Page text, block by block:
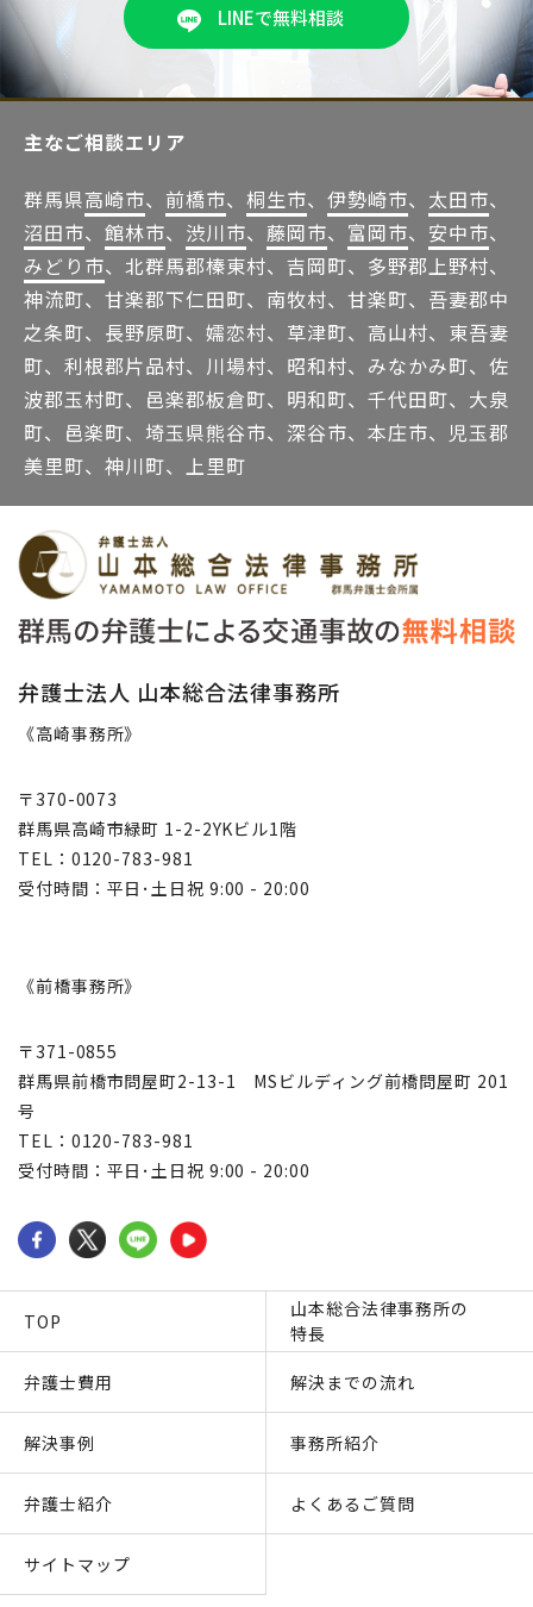
LINEで無料相談
主なご相談エリア
群馬県高崎市、 前橋市、 桐生市、 伊勢崎市、 太田市、
沼田市、 館林市、 渋川市、 藤岡市、 富岡市、 安中市、
みどり市、北群馬郡榛東村、吉岡町、多野郡上野村、
神流町、甘楽郡下仁田町、南牧村、甘楽町、吾妻郡中
之条町、長野原町、嬬恋村、草津町、高山村、東吾妻
町、利根郡片品村、川場村、昭和村、みなかみ町、佐
波郡玉村町、邑楽郡板倉町、明和町、千代田町、大泉
町、邑楽町、埼玉県熊谷市、深谷市、本庄市、児玉郡
美里町、神川町、上里町
弁護士法人 山本総合法律事務所
《高崎事務所》
〒370-0073
群馬県高崎市緑町 1-2-2YKビル1階
TEL：0120-783-981
受付時間：平日･土日祝 9:00 - 20:00
《前橋事務所》
〒371-0855
群馬県前橋市問屋町2-13-1 MSビルディング前橋問屋町 201
号
TEL：0120-783-981
受付時間：平日･土日祝 9:00 - 20:00
TOP
山本総合法律事務所の
特長
弁護士費用 解決までの流れ
解決事例 事務所紹介
弁護士紹介 よくあるご質問
サイトマップ